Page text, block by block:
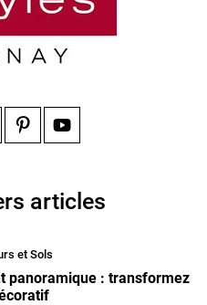
articles
et Sols
panoramique : transformez